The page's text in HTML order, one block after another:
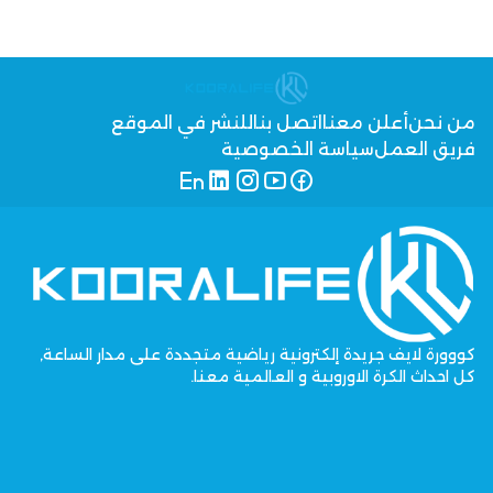
من نحنأعلن معنا اتصل بنا للنشر في الموقع
فريق العملسياسة الخصوصية
كووورة لايف جريدة إلكترونية رياضية متجددة على مدار الساعة,
كل احداث الكرة الاوروبية و العالمية معنا.